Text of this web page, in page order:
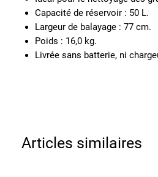
Capacité de réservoir : 50 L.
Largeur de balayage : 77 cm.
Poids : 16,0 kg.
Livrée sans batterie, ni
Articles similaires